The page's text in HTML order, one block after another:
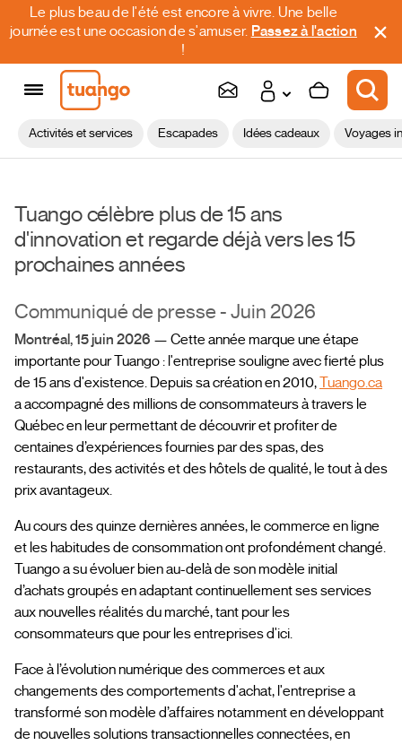
Le plus beau de l'été est encore à vivre. Une belle
journée est une occasion de s'amuser. Passez à l'action
!
Activités et services Escapades Idées cadeaux Voyages
Tuango célèbre plus de 15 ans
d'innovation et regarde déjà vers les 15
prochaines années
Communiqué de presse - Juin 2026
Montréal, 15 juin 2026 — Cette année marque une étape
importante pour Tuango : l'entreprise souligne avec fierté plus
de 15 ans d'existence. Depuis sa création en 2010,Tuango.ca
a accompagné des millions de consommateurs à travers le
Québec en leur permettant de découvrir et profiter de
centaines d’expériences fournies par des spas, des
restaurants, des activités et des hôtels de qualité, le tout à des
prix avantageux.
Au cours des quinze dernières années, le commerce en ligne
et les habitudes de consommation ont profondément changé.
Tuango a su évoluer bien au-delà de son modèle initial
d’achats groupés en adaptant continuellement ses services
aux nouvelles réalités du marché, tant pour les
consommateurs que pour les entreprises d'ici.
Face à l’évolution numérique des commerces et aux
changements des comportements d'achat, l'entreprise a
transformé son modèle d’affaires notamment en développant
de nouvelles solutions transactionnelles connectées, en